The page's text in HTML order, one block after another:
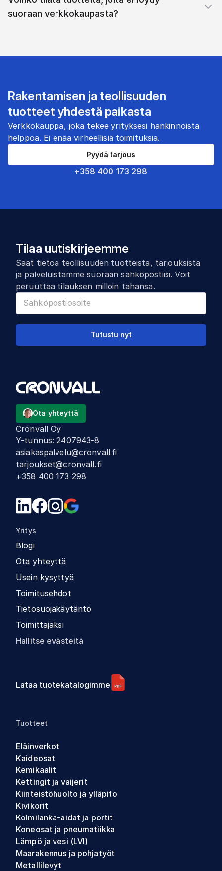
suoraan verkkokaupasta?
Rakentamisen ja teollisuuden
tuotteet yhdestä paikasta
Verkkokauppa, joka tekee yrityksesi hankinnoista
helppoa. Ei enää virheellisiä toimituksia.
+358 400 173 298
Pyydä tarjous
Tilaa uutiskirjeemme
Saat tietoa teollisuuden tuotteista, tarjouksista
ja palveluistamme suoraan sähköpostiisi. Voit
peruuttaa tilauksen milloin tahansa.
Tutustu nyt
Ota yhteyttä
Cronvall Oy
Y-tunnus:2407943-8
asiakaspalvelu@cronvall.fi
tarjoukset@cronvall.fi
+358 400 173 298
Yritys
Blogi
Ota yhteyttä
Usein kysyttyä
Toimitusehdot
Tietosuojakäytäntö
Toimittajaksi
Hallitse evästeitä
Lataa tuotekatalogimme
Tuotteet
Eläinverkot
Kaideosat
Kemikaalit
Kettingit ja vaijerit
Kiinteistöhuolto ja ylläpito
Kivikorit
Kolmilanka-aidat ja portit
Koneosat ja pneumatiikka
Lämpö ja vesi (LVI)
Maarakennus ja pohjatyöt
Metallilevyt